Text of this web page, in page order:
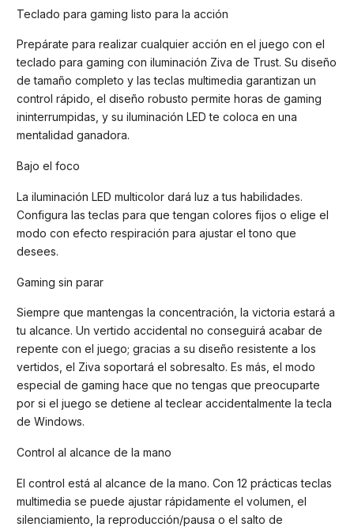
Teclado para gaming listo para la acción
Prepárate para realizar cualquier acción en el juego con el
teclado para gaming con iluminación Ziva de Trust. Su diseño
de tamaño completo y las teclas multimedia garantizan un
control rápido, el diseño robusto permite horas de gaming
ininterrumpidas, y su iluminación LED te coloca en una
mentalidad ganadora.
Bajo el foco
La iluminación LED multicolor dará luz a tus habilidades.
Configura las teclas para que tengan colores fijos o elige el
modo con efecto respiración para ajustar el tono que
desees.
Gaming sin parar
Siempre que mantengas la concentración, la victoria estará a
tu alcance. Un vertido accidental no conseguirá acabar de
repente con el juego; gracias a su diseño resistente a los
vertidos, el Ziva soportará el sobresalto. Es más, el modo
especial de gaming hace que no tengas que preocuparte
por si el juego se detiene al teclear accidentalmente la tecla
de Windows.
Control al alcance de la mano
El control está al alcance de la mano. Con 12 prácticas teclas
multimedia se puede ajustar rápidamente el volumen, el
silenciamiento, la reproducción/pausa o el salto de